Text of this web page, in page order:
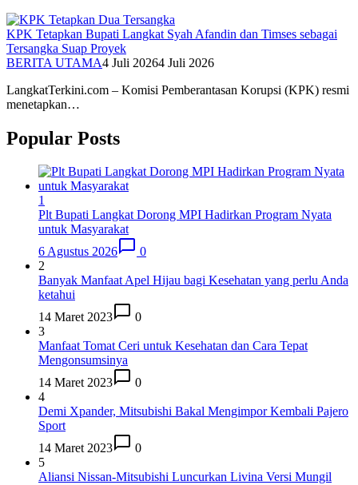
KPK Tetapkan Bupati Langkat Syah Afandin dan Timses sebagai
Tersangka Suap Proyek
BERITA UTAMA4 Juli 20264 Juli 2026
LangkatTerkini.com – Komisi Pemberantasan Korupsi (KPK) resmi
menetapkan…
Popular Posts
1
Plt Bupati Langkat Dorong MPI Hadirkan Program Nyata
untuk Masyarakat
6 Agustus 2026
0
2
Banyak Manfaat Apel Hijau bagi Kesehatan yang perlu Anda
ketahui
14 Maret 2023
0
3
Manfaat Tomat Ceri untuk Kesehatan dan Cara Tepat
Mengonsumsinya
14 Maret 2023
0
4
Demi Xpander, Mitsubishi Bakal Mengimpor Kembali Pajero
Sport
14 Maret 2023
0
5
Aliansi Nissan-Mitsubishi Luncurkan Livina Versi Mungil